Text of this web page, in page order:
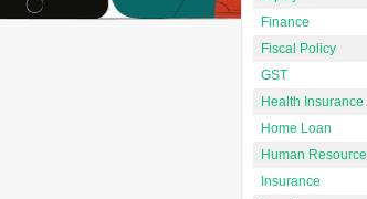
Finance
Fiscal Policy
GST
Health Insurance
Home Loan
Human Resource
Insurance